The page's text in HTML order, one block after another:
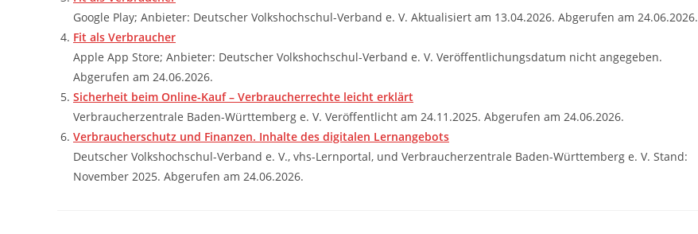
Google Play; Anbieter: Deutscher Volkshochschul-Verband e. V. Aktualisiert am 13.04.2026. Abgerufen am 24.06.2026.
Fit als Verbraucher
Apple App Store; Anbieter: Deutscher Volkshochschul-Verband e. V. Veröffentlichungsdatum nicht angegeben.
Abgerufen am 24.06.2026.
Sicherheit beim Online-Kauf – Verbraucherrechte leicht erklärt
Verbraucherzentrale Baden-Württemberg e. V. Veröffentlicht am 24.11.2025. Abgerufen am 24.06.2026.
Verbraucherschutz und Finanzen. Inhalte des digitalen Lernangebots
Deutscher Volkshochschul-Verband e. V., vhs-Lernportal, und Verbraucherzentrale Baden-Württemberg e. V. Stand:
November 2025. Abgerufen am 24.06.2026.